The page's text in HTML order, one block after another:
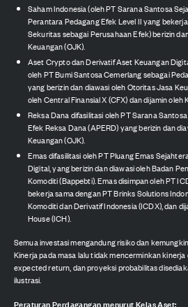
Saham Indonesia (oleh PT Sarana Santosa
Perantara Pedagang Efek Level II yang
Sekuritas sebagai Perusahaan Efek) berizin
Keuangan (OJK).
Aset Crypto dan Derivatif Aset Keuangan
oleh PT Bumi Santosa Cemerlang sebagai
yang berizin dan diawasi oleh Otoritas Jasa
oleh Central Finansial X (CFX) dan dijamin oleh
Reksa Dana difasilitasi oleh PT Sarana
Efek Reksa Dana (APERD) yang berizin dan
Keuangan (OJK).
Emas difasilitasi oleh PT Pluang Emas
Digital, yang berizin dan diawasi oleh Badan
Komoditi (Bappebti). Emas disimpan oleh PT
bekerja sama dengan PT Brinks Solutions
Komoditi dan Derivatif Indonesia (ICDX), dan
House (ICH).
Semua investasi mengandung risiko dan
Kinerja pada masa lalu tidak mencerminkan
expected return, dan proyeksi probabilitas
ilustrasi.
Peraturan Perdagangan menurut Kelas Aset: